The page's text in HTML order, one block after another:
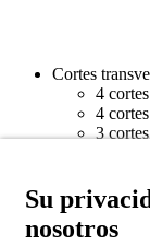
Cortes
4
4
3
Cortes
4
3
Su
nosotros